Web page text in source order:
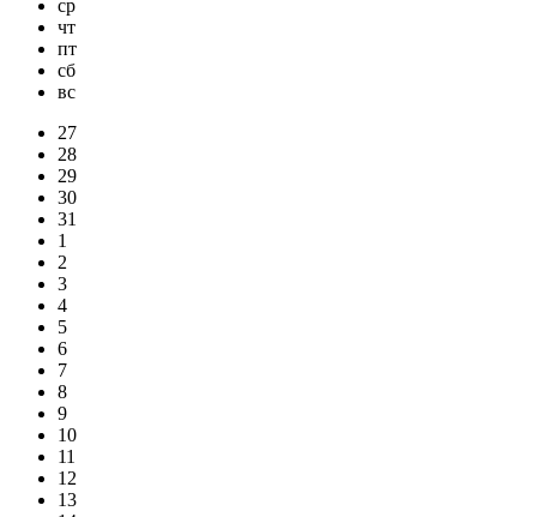
ср
чт
пт
сб
вс
27
28
29
30
31
1
2
3
4
5
6
7
8
9
10
11
12
13